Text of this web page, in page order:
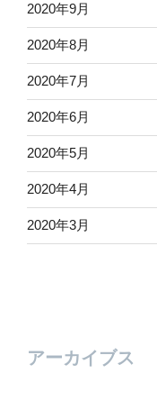
2020年9月
2020年8月
2020年7月
2020年6月
2020年5月
2020年4月
2020年3月
アーカイブス